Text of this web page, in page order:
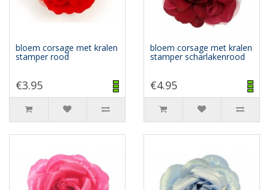
bloem corsage met kralen
stamper rood
€3.95
bloem corsage met kralen
stamper scharlakenrood
€4.95